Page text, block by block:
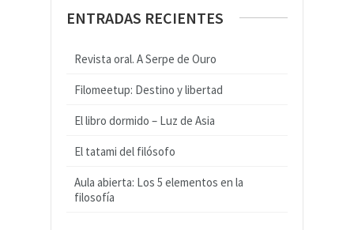
ENTRADAS RECIENTES
Revista oral. A Serpe de Ouro
Filomeetup: Destino y libertad
El libro dormido – Luz de Asia
El tatami del filósofo
Aula abierta: Los 5 elementos en la
filosofía